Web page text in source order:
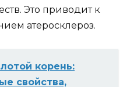
Это приводит к
атеросклероз.
корень:
свойства,